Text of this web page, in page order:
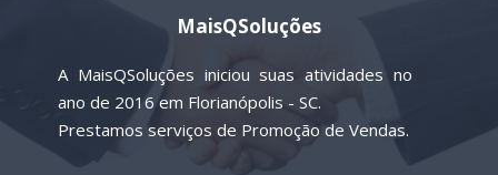
MaisQSoluções
A MaisQSoluções iniciou suas atividades no
ano de 2016 em Florianópolis - SC.
Prestamos serviços de Promoção de Vendas.